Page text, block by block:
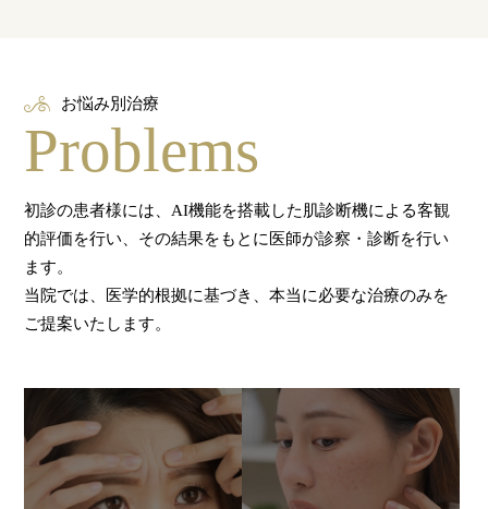
お悩み別治療
Problems
初診の患者様には、AI機能を搭載した肌診断機による客観
的評価を行い、その結果をもとに医師が診察・診断を行い
ます。
当院では、医学的根拠に基づき、本当に必要な治療のみを
ご提案いたします。